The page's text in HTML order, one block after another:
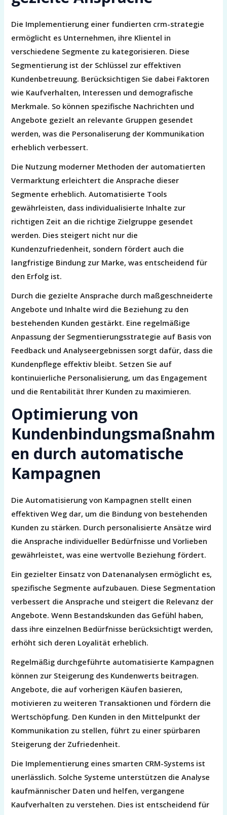
Die Implementierung einer fundierten crm-strategie
ermöglicht es Unternehmen, ihre Klientel in
verschiedene Segmente zu kategorisieren. Diese
Segmentierung ist der Schlüssel zur effektiven
Kundenbetreuung. Berücksichtigen Sie dabei Faktoren
wie Kaufverhalten, Interessen und demografische
Merkmale. So können spezifische Nachrichten und
Angebote gezielt an relevante Gruppen gesendet
werden, was die Personaliserung der Kommunikation
erheblich verbessert.
Die Nutzung moderner Methoden der automatierten
Vermarktung erleichtert die Ansprache dieser
Segmente erheblich. Automatisierte Tools
gewährleisten, dass individualisierte Inhalte zur
richtigen Zeit an die richtige Zielgruppe gesendet
werden. Dies steigert nicht nur die
Kundenzufriedenheit, sondern fördert auch die
langfristige Bindung zur Marke, was entscheidend für
den Erfolg ist.
Durch die gezielte Ansprache durch maßgeschneiderte
Angebote und Inhalte wird die Beziehung zu den
bestehenden Kunden gestärkt. Eine regelmäßige
Anpassung der Segmentierungsstrategie auf Basis von
Feedback und Analyseergebnissen sorgt dafür, dass die
Kundenpflege effektiv bleibt. Setzen Sie auf
kontinuierliche Personalisierung, um das Engagement
und die Rentabilität Ihrer Kunden zu maximieren.
Optimierung von
Kundenbindungsmaßnahm
en durch automatische
Kampagnen
Die Automatisierung von Kampagnen stellt einen
effektiven Weg dar, um die Bindung von bestehenden
Kunden zu stärken. Durch personalisierte Ansätze wird
die Ansprache individueller Bedürfnisse und Vorlieben
gewährleistet, was eine wertvolle Beziehung fördert.
Ein gezielter Einsatz von Datenanalysen ermöglicht es,
spezifische Segmente aufzubauen. Diese Segmentation
verbessert die Ansprache und steigert die Relevanz der
Angebote. Wenn Bestandskunden das Gefühl haben,
dass ihre einzelnen Bedürfnisse berücksichtigt werden,
erhöht sich deren Loyalität erheblich.
Regelmäßig durchgeführte automatisierte Kampagnen
können zur Steigerung des Kundenwerts beitragen.
Angebote, die auf vorherigen Käufen basieren,
motivieren zu weiteren Transaktionen und fördern die
Wertschöpfung. Den Kunden in den Mittelpunkt der
Kommunikation zu stellen, führt zu einer spürbaren
Steigerung der Zufriedenheit.
Die Implementierung eines smarten CRM-Systems ist
unerlässlich. Solche Systeme unterstützen die Analyse
kaufmännischer Daten und helfen, vergangene
Kaufverhalten zu verstehen. Dies ist entscheidend für